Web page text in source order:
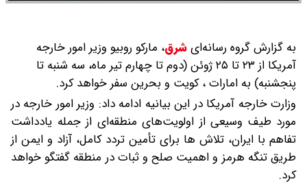
به گزارش گروه رسانه‌ایشرق، مارکو روبیو وزیر امور خارجه
آمریکا از ۲۳ تا ۲۵ ژوئن (دوم تا چهارم تیر ماه، سه شنبه تا
پنجشنبه) به امارات ، کویت و بحرین سفر خواهد کرد.
وزارت خارجه آمریکا در این بیانیه ادامه داد: وزیر امور خارجه در
مورد طیف وسیعی از اولویت‌های منطقه‌ای از جمله یادداشت
تفاهم با ایران، تلاش‌ ها برای تأمین تردد کامل، آزاد و ایمن از
طریق تنگه هرمز و اهمیت صلح و ثبات در منطقه گفتگو خواهد
کرد.